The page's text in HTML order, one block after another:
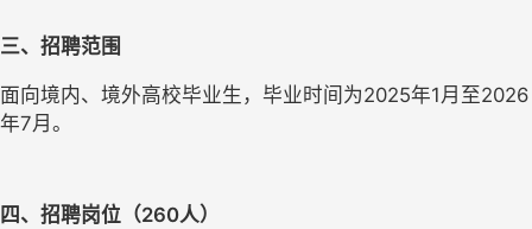
三、招聘范围
面向境内、境外高校毕业生，毕业时间为2025年1月至2026
年7月。
四、招聘岗位（260人）